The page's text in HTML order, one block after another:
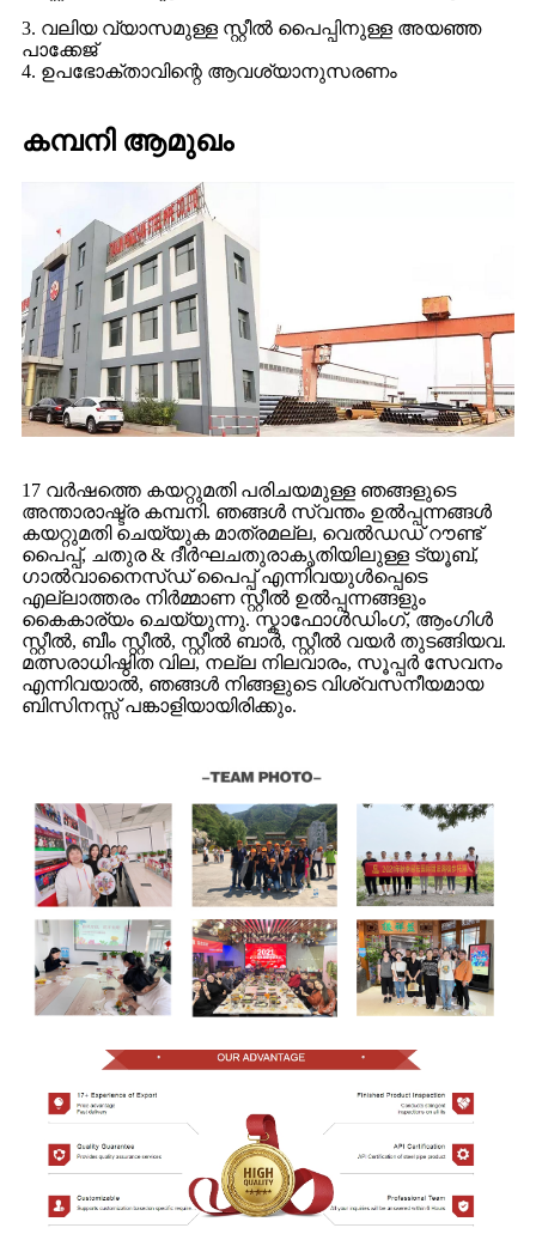
3. വലിയ വ്യാസമുള്ള സ്റ്റീൽ പൈപ്പിനുള്ള അയഞ്ഞ
പാക്കേജ്
4. ഉപഭോക്താവിന്റെ ആവശ്യാനുസരണം
കമ്പനി ആമുഖം
17 വർഷത്തെ കയറ്റുമതി പരിചയമുള്ള ഞങ്ങളുടെ
അന്താരാഷ്ട്ര കമ്പനി. ഞങ്ങൾ സ്വന്തം ഉൽപ്പന്നങ്ങൾ
കയറ്റുമതി ചെയ്യുക മാത്രമല്ല, വെൽഡഡ് റൗണ്ട്
പൈപ്പ്, ചതുര & ദീർഘചതുരാകൃതിയിലുള്ള ട്യൂബ്,
ഗാൽവാനൈസ്ഡ് പൈപ്പ് എന്നിവയുൾപ്പെടെ
എല്ലാത്തരം നിർമ്മാണ സ്റ്റീൽ ഉൽപ്പന്നങ്ങളും
കൈകാര്യം ചെയ്യുന്നു. സ്കാഫോൾഡിംഗ്, ആംഗിൾ
സ്റ്റീൽ, ബീം സ്റ്റീൽ, സ്റ്റീൽ ബാർ, സ്റ്റീൽ വയർ തുടങ്ങിയവ.
മത്സരാധിഷ്ഠിത വില, നല്ല നിലവാരം, സൂപ്പർ സേവനം
എന്നിവയാൽ, ഞങ്ങൾ നിങ്ങളുടെ വിശ്വസനീയമായ
ബിസിനസ്സ് പങ്കാളിയായിരിക്കും.